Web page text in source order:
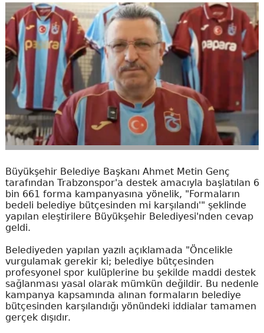
Büyükşehir Belediye Başkanı Ahmet Metin Genç
tarafından Trabzonspor'a destek amacıyla başlatılan 6
bin 661 forma kampanyasına yönelik, "Formaların
bedeli belediye bütçesinden mi karşılandı'" şeklinde
yapılan eleştirilere Büyükşehir Belediyesi'nden cevap
geldi.
Belediyeden yapılan yazılı açıklamada "Öncelikle
vurgulamak gerekir ki; belediye bütçesinden
profesyonel spor kulüplerine bu şekilde maddi destek
sağlanması yasal olarak mümkün değildir. Bu nedenle
kampanya kapsamında alınan formaların belediye
bütçesinden karşılandığı yönündeki iddialar tamamen
gerçek dışıdır.